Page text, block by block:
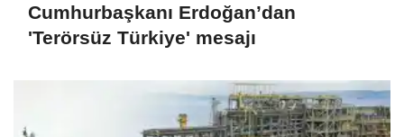
Cumhurbaşkanı Erdoğan’dan
'Terörsüz Türkiye' mesajı